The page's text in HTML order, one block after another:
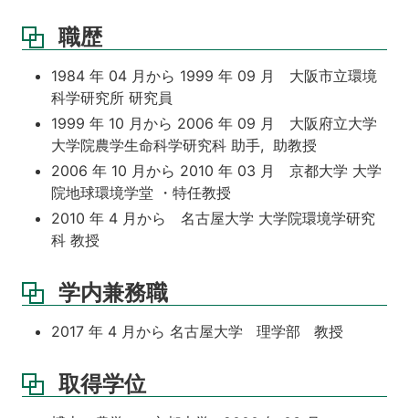
職歴
1984 年 04 月から 1999 年 09 月 大阪市立環境
科学研究所 研究員
1999 年 10 月から 2006 年 09 月 大阪府立大学
大学院農学生命科学研究科 助手, 助教授
2006 年 10 月から 2010 年 03 月 京都大学 大学
院地球環境学堂 ・特任教授
2010 年 4 月から 名古屋大学 大学院環境学研究
科 教授
学内兼務職
2017 年 4 月から 名古屋大学 理学部 教授
取得学位